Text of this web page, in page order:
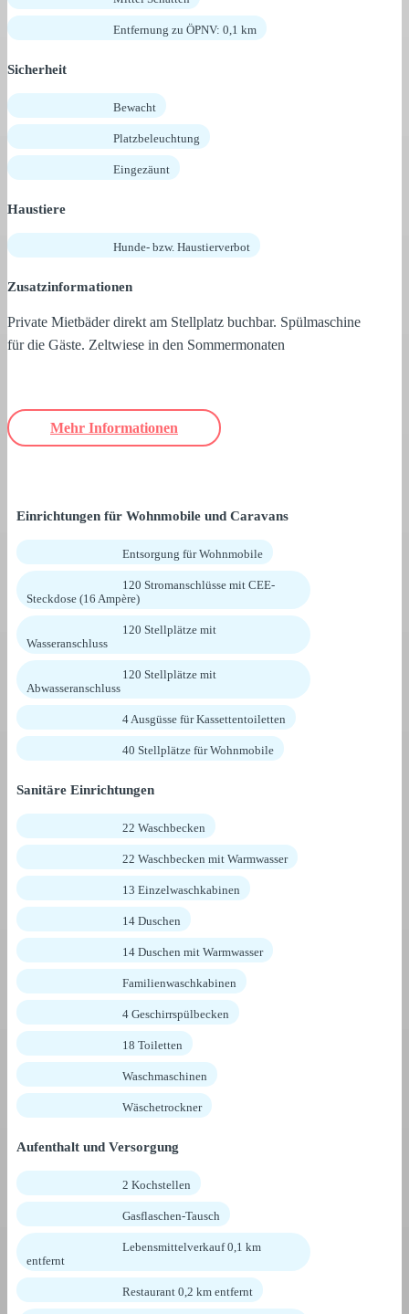
Entfernung zu ÖPNV: 0,1 km
Sicherheit
Bewacht
Platzbeleuchtung
Eingezäunt
Haustiere
Hunde- bzw. Haustierverbot
Zusatzinformationen
Private Mietbäder direkt am Stellplatz buchbar. Spülmaschine
für die Gäste. Zeltwiese in den Sommermonaten
Mehr Informationen
Einrichtungen für Wohnmobile und Caravans
Entsorgung für Wohnmobile
120 Stromanschlüsse mit CEE-
Steckdose (16 Ampère)
120 Stellplätze mit
Wasseranschluss
120 Stellplätze mit
Abwasseranschluss
4 Ausgüsse für Kassettentoiletten
40 Stellplätze für Wohnmobile
Sanitäre Einrichtungen
22 Waschbecken
22 Waschbecken mit Warmwasser
13 Einzelwaschkabinen
14 Duschen
14 Duschen mit Warmwasser
Familienwaschkabinen
4 Geschirrspülbecken
18 Toiletten
Waschmaschinen
Wäschetrockner
Aufenthalt und Versorgung
2 Kochstellen
Gasflaschen-Tausch
Lebensmittelverkauf 0,1 km
entfernt
Restaurant 0,2 km entfernt